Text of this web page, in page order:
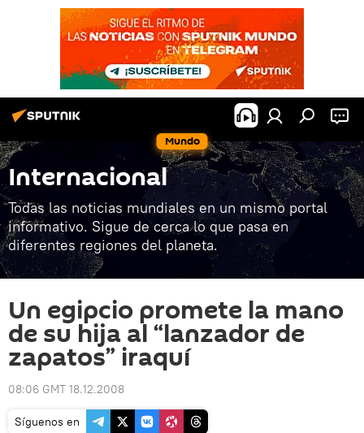
Mundo
Internacional
Todas las noticias mundiales en un mismo portal
informativo. Sigue de cerca lo que pasa en
diferentes regiones del planeta.
Un egipcio promete la mano
de su hija al “lanzador de
zapatos” iraquí
08:06 GMT 18.12.2008
Síguenos en